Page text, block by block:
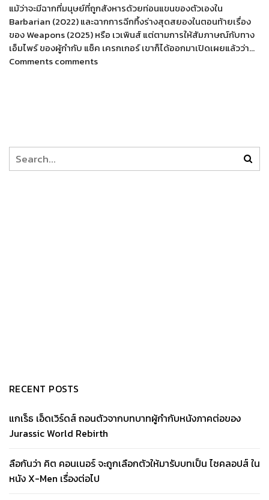
แม้ว่าจะมีฉากที่มนุษย์ที่ถูกสังหารด้วยท่อนแขนของตัวเองใน
Barbarian (2022) และฉากการฉีกทึ้งร่างสุดสยองในตอนท้ายเรื่อง
ของ Weapons (2025) หรือ เวเพินส์ แต่ตามการให้สัมภาษณ์กับทาง
เอ็มไพร์ ของผู้กำกับ แซ็ค เครกเกอร์ เขาก็ได้ออกมาเปิดเผยแล้วว่า…
Comments comments
RECENT POSTS
แกเร็ธ เอ็ดเวิร์ดส์ ถอนตัวจากบทบาทผู้กำกับหนังภาคต่อของ
Jurassic World Rebirth
ลือกันว่า คิต คอนเนอร์ จะถูกเลือกตัวให้มารับบทเป็น ไซคลอปส์ ใน
หนัง X-Men เรื่องต่อไป